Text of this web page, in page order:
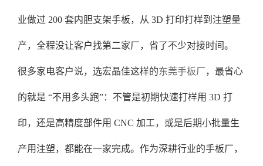
业做过 200 套内胆支架手板，从 3D 打印打样到注塑量
产，全程没让客户找第二家厂，省了不少对接时间。
很多家电客户说，选宏晶佳这样的东莞手板厂，最省心
的就是 “不用多头跑”：不管是初期快速打样用 3D 打
印，还是高精度部件用 CNC 加工，或是后期小批量生
产用注塑，都能在一家完成。作为深耕行业的手板厂，